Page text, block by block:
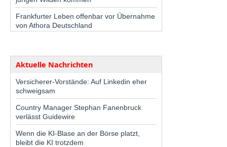
Frankfurter Leben offenbar vor Übernahme
von Athora Deutschland
Aktuelle Nachrichten
Versicherer-Vorstände: Auf Linkedin eher
schweigsam
Country Manager Stephan Fanenbruck
verlässt Guidewire
Wenn die KI-Blase an der Börse platzt,
bleibt die KI trotzdem